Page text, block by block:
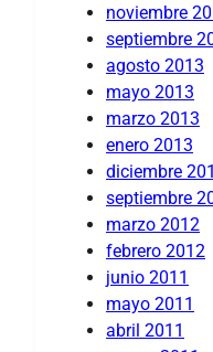
noviembre
septiembre
agosto 2013
mayo 2013
marzo 2013
enero 2013
diciembre
septiembre
marzo 2012
febrero 2012
junio 2011
mayo 2011
abril 2011